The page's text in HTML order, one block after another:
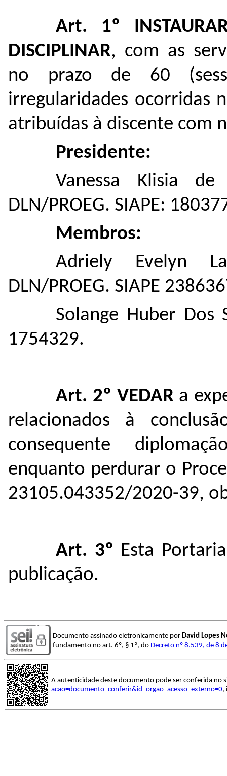
Art. 1º
DISCIPLINAR, com as
no prazo de 60
irregularidades ocorridas
atribuídas à discente com
Presidente:
Vanessa Klisia
DLN/PROEG. SIAPE:
Membros:
Adriely Evelyn
DLN/PROEG. SIAPE
Solange Huber Dos
1754329.
Art. 2º VEDARa
relacionados à
consequente
enquanto perdurar o
23105.043352/2020-39,
Art. 3º Esta
publicação.
Documento assinado eletronicamente por David Lopes
fundamento no art. 6º, § 1º, do Decreto nº 8.539, de 8
A autenticidade deste documento pode ser conferida no
acao=documento_conferir&id_orgao_acesso_externo=0,